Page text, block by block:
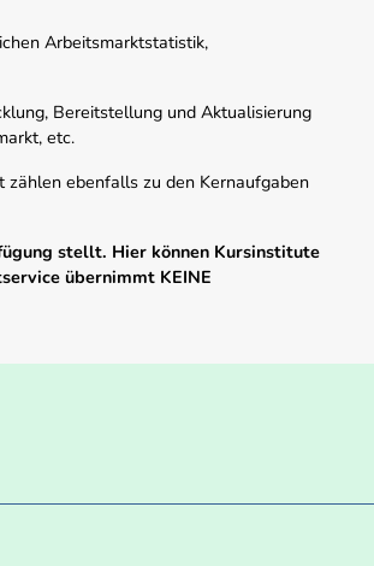
Arbeitsmarktstatistik,
Bereitstellung und Aktualisierung
etc.
ebenfalls zu den Kernaufgaben
stellt. Hier können Kursinstitute
übernimmt KEINE